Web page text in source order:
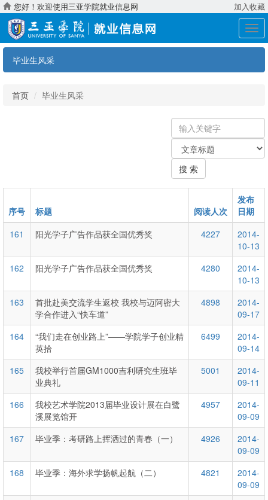
您好！欢迎使用三亚学院就业信息网 加入收藏
展
开
毕业生风采
首页 毕业生风采
输
入
键
字：
关
键
类
型
搜 索
序号 标题 阅读人次
发布
日期
161
阳光学子广告作品获全国优秀奖 4227
2014-
10-13
162
阳光学子广告作品获全国优秀奖 4280
2014-
10-13
163
首批赴美交流学生返校 我校与迈阿密大
学合作进入“快车道”
4898
2014-
09-17
164
“我们走在创业路上”——学院学子创业精
英拾
6499
2014-
09-14
165
我校举行首届GM1000吉利研究生班毕
业典礼
5001
2014-
09-11
166
我校艺术学院2013届毕业设计展在白鹭
溪展览馆开
4957
2014-
09-09
167
毕业季：考研路上挥洒过的青春（一） 4926
2014-
09-09
168
毕业季：海外求学扬帆起航（二） 4821
2014-
09-09